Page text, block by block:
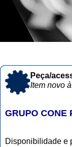
Peça/
Item novo
GRUPO CONE
Disponibilidade e